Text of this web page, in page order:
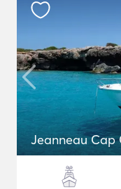
Jeanneau Cap